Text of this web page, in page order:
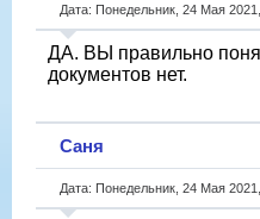
Дата: Понедельник, 24 Мая
ДА. ВЫ правильно
документов нет.
Саня
Дата: Понедельник, 24 Мая